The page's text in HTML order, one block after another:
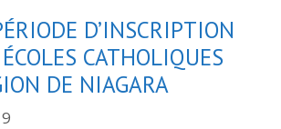
D’INSCRIPTION
CATHOLIQUES
DE NIAGARA